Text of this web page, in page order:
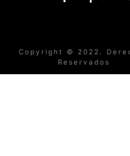
Copyright © 2022.
Reservados